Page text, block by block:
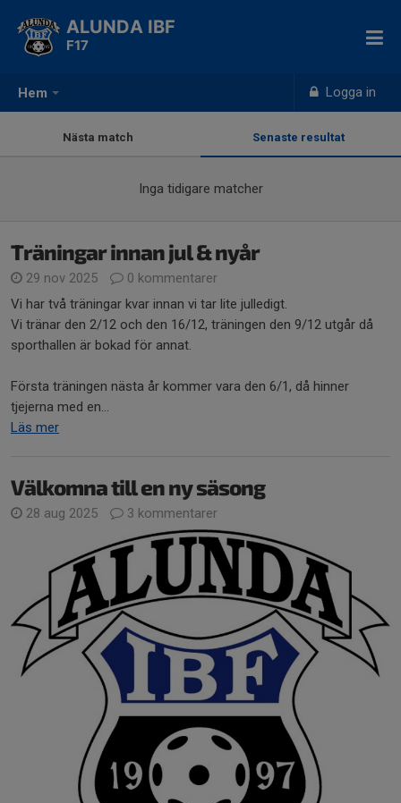
Hem Logga in
ALUNDA IBF
F17
Nästa match Senaste resultat
Inga tidigare matcher
Träningar innan jul & nyår
29 nov 2025
0 kommentarer
Vi har två träningar kvar innan vi tar lite julledigt.
Vi tränar den 2/12 och den 16/12, träningen den 9/12 utgår då
sporthallen är bokad för annat.
Första träningen nästa år kommer vara den 6/1, då hinner
tjejerna med en...
Läs mer
Välkomna till en ny säsong
28 aug 2025 3 kommentarer